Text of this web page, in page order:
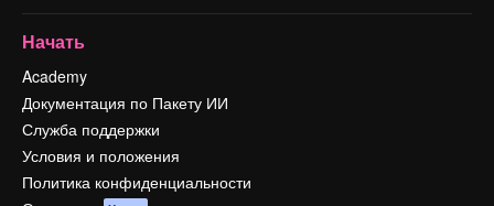
Начать
Academy
Документация по Пакету ИИ
Служба поддержки
Условия и положения
Политика конфиденциальности